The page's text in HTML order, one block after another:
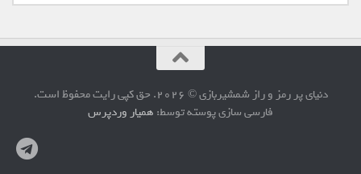
دنیای پر رمز و راز شمشیربازی © 2026. حق کپی رایت محفوظ است.
فارسی سازی پوسته توسط: همیار وردپرس